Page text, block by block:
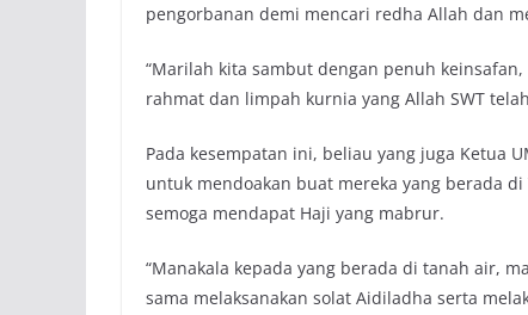
pengorbanan demi mencari redha Allah dan
“Marilah kita sambut dengan penuh
rahmat dan limpah kurnia yang Allah SWT
Pada kesempatan ini, beliau yang juga Ketua
untuk mendoakan buat mereka yang berada
semoga mendapat Haji yang mabrur.
“Manakala kepada yang berada di tanah air,
sama melaksanakan solat Aidiladha serta